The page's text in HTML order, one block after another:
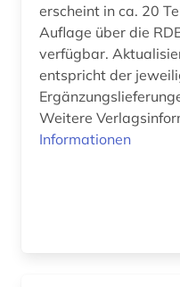
beamtvg (1)
behinderung (1)
erscheint in ca. 20
Auflage über die
verfügbar. Aktualisierung: Die Online-Ausgabe
entspricht der
Weitere
Informationen